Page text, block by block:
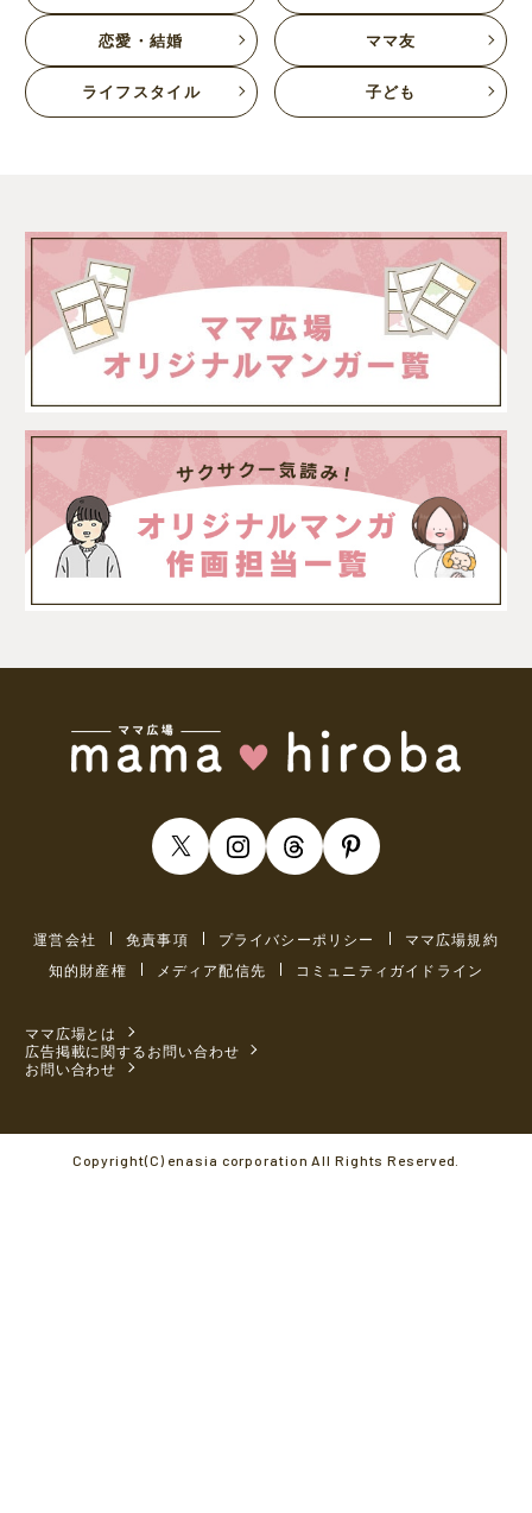
恋愛・結婚 ママ友
ライフスタイル 子ども
運営会社 免責事項 プライバシーポリシー
ママ広場規約
知的財産権
メディア配信先 コミュニティガイドライン
ママ広場とは
広告掲載に関するお問い合わせ
お問い合わせ
Copyright(C) enasia corporation All Rights Reserved.